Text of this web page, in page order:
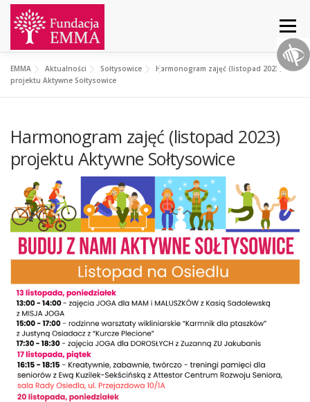
Menu
START O NAS
WSPARCIE KONTAKT
EMMA Aktualności Sołtysowice
Harmonogram zajęć (listopad 2023)
projektu Aktywne Sołtysowice
Harmonogram zajęć (listopad 2023)
projektu Aktywne Sołtysowice